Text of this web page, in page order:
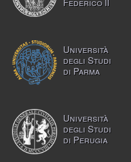
Università
degli Studi
di Parma
Università
degli Studi
di Perugia